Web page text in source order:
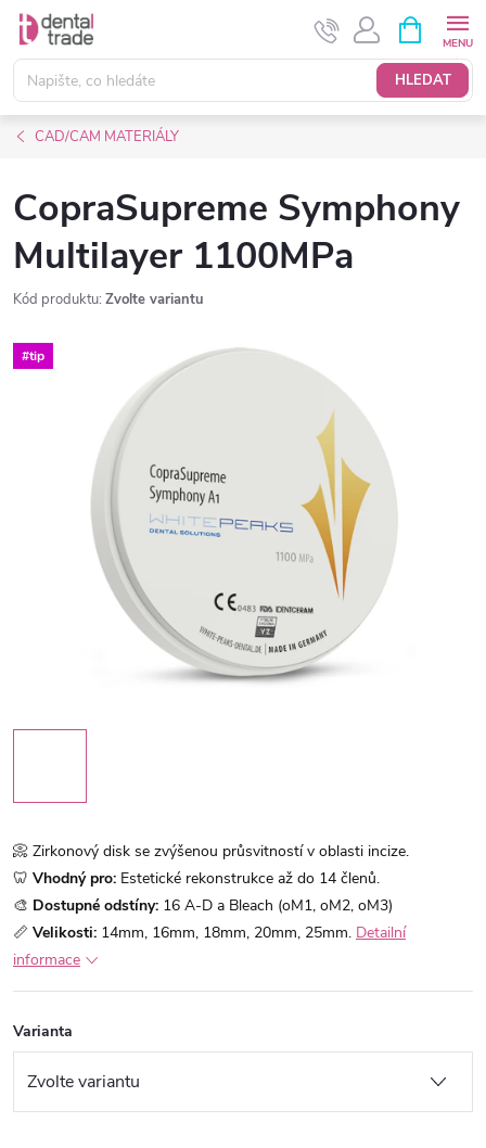
Přejít
obsah
HLEDAT
NÁKUPNÍ
KOŠÍK
CAD/CAM MATERIÁLY
CopraSupreme Symphony
Multilayer 1100MPa
Kód produktu: Zvolte variantu
#tip
📀 Zirkonový disk se zvýšenou průsvitností v oblasti incize.
🦷 Vhodný pro: Estetické rekonstrukce až do 14 členů.
🎨 Dostupné odstíny: 16 A-D a Bleach (oM1, oM2, oM3)
📏 Velikosti: 14mm, 16mm, 18mm, 20mm, 25mm. Detailní
informace
Varianta